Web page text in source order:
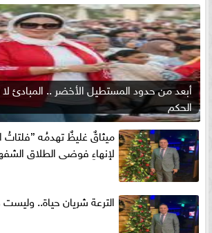
أبعد من حدود المستطيل الأخضر .. المبادئ
الحكم
ميثاقٌ غليظٌ تهدمُه ”فلتاتُ
لإنهاءِ فوضى الطلاق
الترعة شريان حياة..